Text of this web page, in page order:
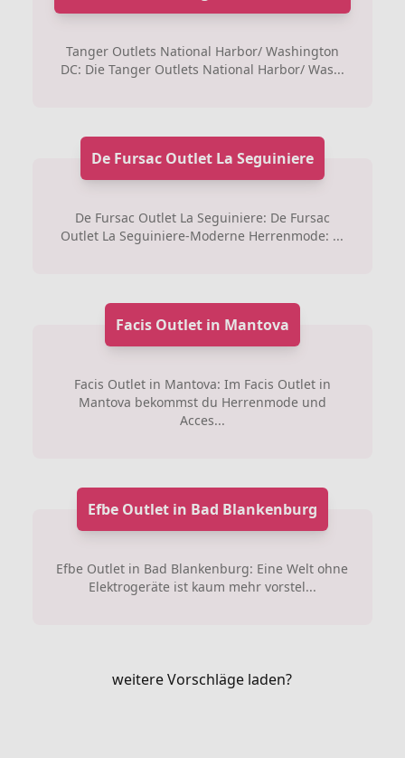
Tanger Outlets National Harbor/ Washington
DC: Die Tanger Outlets National Harbor/ Was...
De Fursac Outlet La Seguiniere
De Fursac Outlet La Seguiniere: De Fursac
Outlet La Seguiniere-Moderne Herrenmode: ...
Facis Outlet in Mantova
Facis Outlet in Mantova: Im Facis Outlet in
Mantova bekommst du Herrenmode und
Acces...
Efbe Outlet in Bad Blankenburg
Efbe Outlet in Bad Blankenburg: Eine Welt ohne
Elektrogeräte ist kaum mehr vorstel...
weitere Vorschläge laden?